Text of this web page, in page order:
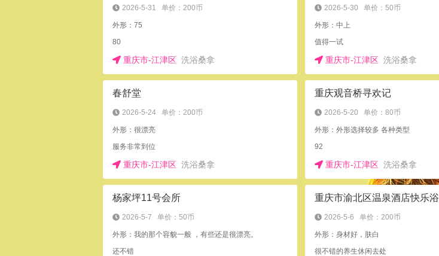
2026-5-31 单价：200币
外形：75
80
重庆市-江津区 洗浴桑拿
2026-5-30 单价：50币
外形：中上
值得一试
重庆市-江津区洗浴桑拿
春舒堂
2026-5-24 单价：200币
外形：很漂亮
服务非常到位
重庆市-江津区 洗浴桑拿
重庆观音桥寻欢记
2026-5-20 单价：80币
外形：外形选择较多 各种类型
92
重庆市-江津区洗浴桑拿
杨家坪11号会所
2026-5-7 单价：50币
外形：我的那个容貌一般 ，有些还是很漂亮。
还不错
重庆市渝北区温泉酒店快乐浴
2026-5-6 单价：200币
外形：身材好，肤白
很不错的养生休闲去处